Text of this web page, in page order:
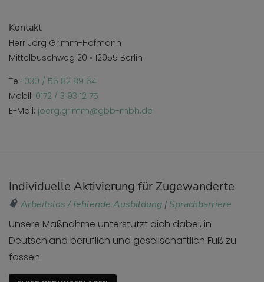
Kontakt
Herr Jörg Grimm-Hofmann
Mittelbuschweg 20 • 12055 Berlin
Tel: 030 / 56 82 89 64
Mobil: 0172 / 3 93 12 75
E-Mail: joerg.grimm@gbb-mbh.de
Individuelle Aktivierung für Zugewanderte
Arbeitslos / fehlende Ausbildung |Sprachbarriere
Unsere Maßnahme unterstützt dich dabei, in
Deutschland beruflich und gesellschaftlich Fuß zu
fassen.